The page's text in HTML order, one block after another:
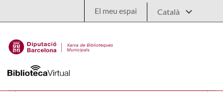
El meu espai